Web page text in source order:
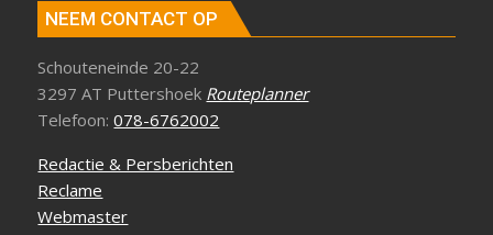
NEEM CONTACT OP
Schouteneinde 20-22
3297 AT Puttershoek Routeplanner
Telefoon:078-6762002
Redactie & Persberichten
Reclame
Webmaster